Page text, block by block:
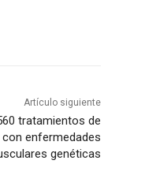
Artículo siguiente
tratamientos de
enfermedades
genéticas